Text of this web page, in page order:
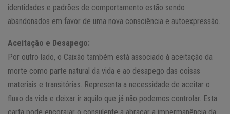
identidades e padrões de comportamento estão sendo
abandonados em favor de uma nova consciência e autoexpressão.
Aceitação e Desapego:
Por outro lado, o Caixão também está associado à aceitação da
morte como parte natural da vida e ao desapego das coisas
materiais e transitórias. Representa a necessidade de aceitar o
fluxo da vida e deixar ir aquilo que já não podemos controlar. Esta
carta pode encorajar o consulente a abraçar a impermanência da